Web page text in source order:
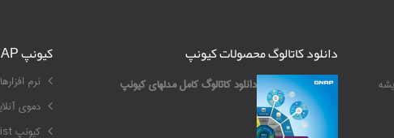
دانلود کاتالوگ محصولات کیونپ
دانلود کاتالوگ کامل مدلهای کیونپ
کیونپ QNAP
نرم
دموی
کیونپ Compatibility List